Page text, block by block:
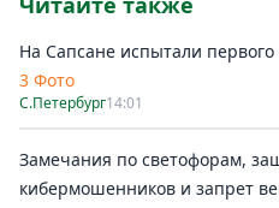
На Сапсане испытали
3 Фото
С.Петербург14:01
Замечания по светофорам,
кибермошенников и запрет